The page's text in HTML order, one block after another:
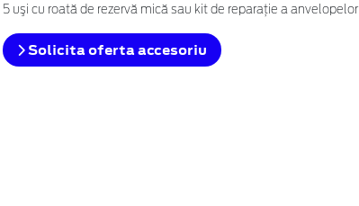
5 uşi cu roată de rezervă mică sau kit de reparaţie a anvelopelor
Solicita oferta accesoriu